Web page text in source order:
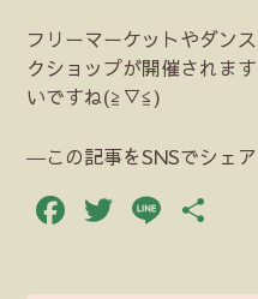
フリーマーケットやダン
クショップが開催されま
いですね(≧▽≦)
―この記事をSNSでシェ
Facebook
Twitter
Line